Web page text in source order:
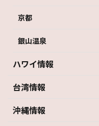
京都
銀山温泉
ハワイ情報
台湾情報
沖縄情報